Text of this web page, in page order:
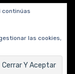
continúas
las cookies,